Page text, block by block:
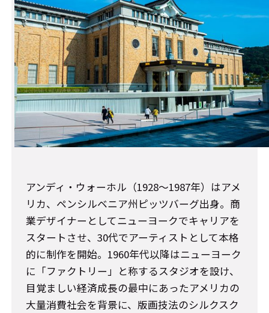
アンディ・ウォーホル（1928～1987年）はアメ
リカ、ペンシルベニア州ピッツバーグ出身。商
業デザイナーとしてニューヨークでキャリアを
スタートさせ、30代でアーティストとして本格
的に制作を開始。1960年代以降はニューヨーク
に「ファクトリー」と称するスタジオを設け、
目覚ましい経済成長の最中にあったアメリカの
大量消費社会を背景に、版画技法のシルクスク